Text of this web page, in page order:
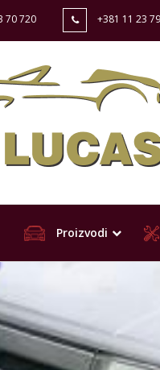
70 720 +381 11 23
Proizvodi